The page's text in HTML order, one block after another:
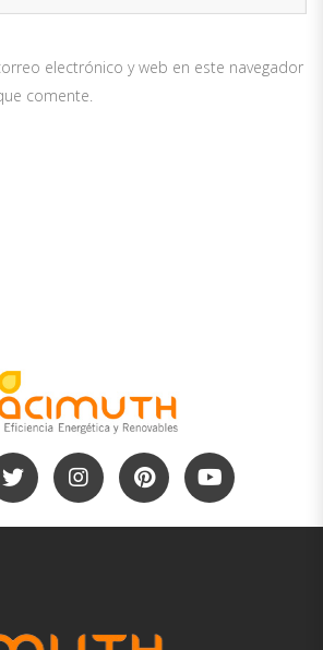
electrónico y web en este navegador
comente.